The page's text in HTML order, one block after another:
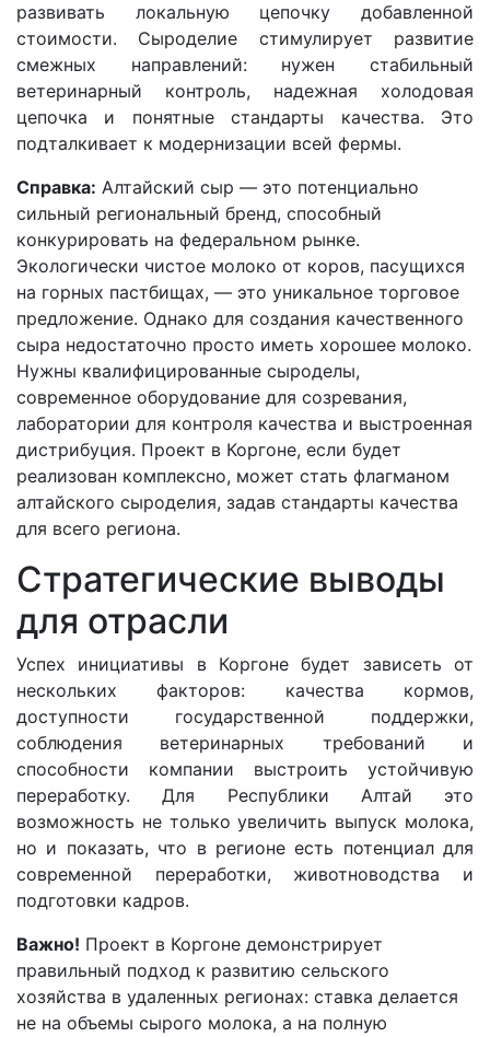
развивать локальную цепочку добавленной
стоимости. Сыроделие стимулирует развитие
смежных направлений: нужен стабильный
ветеринарный контроль, надежная холодовая
цепочка и понятные стандарты качества. Это
подталкивает к модернизации всей фермы.
Справка: Алтайский сыр — это потенциально
сильный региональный бренд, способный
конкурировать на федеральном рынке.
Экологически чистое молоко от коров, пасущихся
на горных пастбищах, — это уникальное торговое
предложение. Однако для создания качественного
сыра недостаточно просто иметь хорошее молоко.
Нужны квалифицированные сыроделы,
современное оборудование для созревания,
лаборатории для контроля качества и выстроенная
дистрибуция. Проект в Коргоне, если будет
реализован комплексно, может стать флагманом
алтайского сыроделия, задав стандарты качества
для всего региона.
Стратегические выводы
для отрасли
Успех инициативы в Коргоне будет зависеть от
нескольких факторов: качества кормов,
доступности государственной поддержки,
соблюдения ветеринарных требований и
способности компании выстроить устойчивую
переработку. Для Республики Алтай это
возможность не только увеличить выпуск молока,
но и показать, что в регионе есть потенциал для
современной переработки, животноводства и
подготовки кадров.
Важно! Проект в Коргоне демонстрирует
правильный подход к развитию сельского
хозяйства в удаленных регионах: ставка делается
не на объемы сырого молока, а на полную